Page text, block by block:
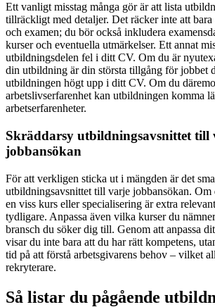
Ett vanligt misstag många gör är att lista
tillräckligt med detaljer. Det räcker inte att
och examen; du bör också inkludera
kurser och eventuella utmärkelser. Ett annat
utbildningsdelen fel i ditt CV. Om du är
din utbildning är din största tillgång för jobbet
utbildningen högt upp i ditt CV. Om du
arbetslivserfarenhet kan utbildningen komma
arbetserfarenheter.
Skräddarsy utbildningsavsnittet till
jobbansökan
För att verkligen sticka ut i mängden är det
utbildningsavsnittet till varje jobbansökan. Om
en viss kurs eller specialisering är extra
tydligare. Anpassa även vilka kurser du
bransch du söker dig till. Genom att anpassa
visar du inte bara att du har rätt kompetens,
tid på att förstå arbetsgivarens behov – vilket
rekryterare.
Så listar du pågående